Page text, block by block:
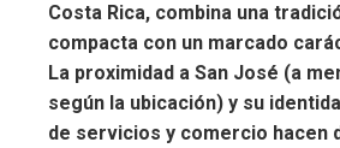
Costa Rica, combina una
compacta con un marcado
La proximidad a San José (a
según la ubicación) y su
de servicios y comercio hacen